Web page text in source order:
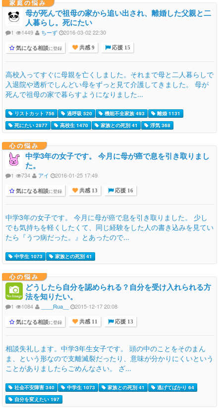
家庭の悩み
母が死んで祖母の家から追い出され、離婚した父親と二
人暮らし。死にたい
1 1449 ちーず 2016-03-02 22:30
気になる相談に登録 共感 9 応援 15
高校入ってすぐに母親を亡くしました。それまで母と二人暮らしで
入退院や透析でしんどい母をずっと見て介護してきました。 母が
死んで祖母の家で暮らすようになりました...
リストカット 756 過呼吸 520 機能不全家族 493
離婚 1131
死にたい 2877
高校生 1470 家族との死別 41 浮気 368
心の悩み
中学3年の女子です。 今月に母が癌で息を引き取りまし
た。
1 734 アイ 2016-01-25 17:49
気になる相談に登録 共感 13 応援 16
中学3年の女子です。 今月に母が癌で息を引き取りました。 少し
でも気持ちを軽くしたくて、同じ経験をした人の書き込みを見てい
たら『うつ病だった。』とあったので...
中学生 1073 家族との死別 41
心の悩み
どうしたら自分を認められる？自分を受け入れられる方
法を知りたい。
1 1084 ____Rua__ 2015-12-17 20:08
気になる相談に登録 共感 11 応援 13
相談失礼します。中学3年生女子です。 頭の中のことをそのまん
ま、という形なので支離滅裂だったり、意味が分かりにくいという
ことがありましたらごめんなさい。 ざ...
社会不安障害 340 中学生 1073 家族との死別 41
逃げてばかり 64
自分を変えたい 197